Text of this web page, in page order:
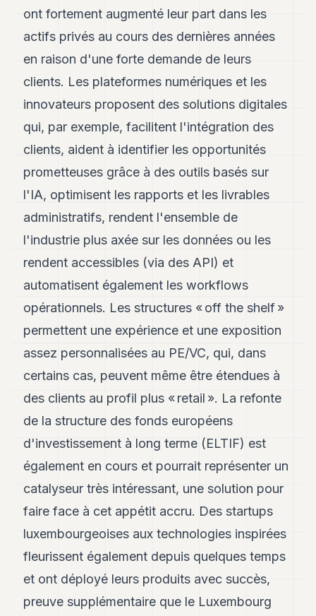
ont fortement augmenté leur part dans les
actifs privés au cours des dernières années
en raison d'une forte demande de leurs
clients. Les plateformes numériques et les
innovateurs proposent des solutions digitales
qui, par exemple, facilitent l'intégration des
clients, aident à identifier les opportunités
prometteuses grâce à des outils basés sur
l'IA, optimisent les rapports et les livrables
administratifs, rendent l'ensemble de
l'industrie plus axée sur les données ou les
rendent accessibles (via des API) et
automatisent également les workflows
opérationnels. Les structures « off the shelf »
permettent une expérience et une exposition
assez personnalisées au PE/VC, qui, dans
certains cas, peuvent même être étendues à
des clients au profil plus « retail ». La refonte
de la structure des fonds européens
d'investissement à long terme (ELTIF) est
également en cours et pourrait représenter un
catalyseur très intéressant, une solution pour
faire face à cet appétit accru. Des startups
luxembourgeoises aux technologies inspirées
fleurissent également depuis quelques temps
et ont déployé leurs produits avec succès,
preuve supplémentaire que le Luxembourg